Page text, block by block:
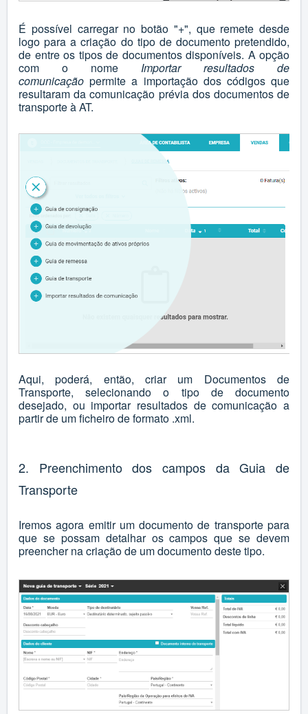
É possível carregar no botão "+", que remete desde
logo para a criação do tipo de documento pretendido,
de entre os tipos de documentos disponíveis. A opção
com o nome Importar resultados de
comunicação permite a importação dos códigos que
resultaram da comunicação prévia dos documentos de
transporte à AT.
Aqui, poderá, então, criar um Documentos de
Transporte, selecionando o tipo de documento
desejado, ou importar resultados de comunicação a
partir de um ficheiro de formato .xml.
2. Preenchimento dos campos da Guia de
Transporte
Iremos agora emitir um documento de transporte para
que se possam detalhar os campos que se devem
preencher na criação de um documento deste tipo.